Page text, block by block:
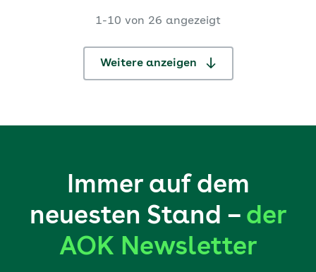
1-10 von 26 angezeigt
Weitere anzeigen
Immer auf dem
neuesten Stand – der
AOK Newsletter